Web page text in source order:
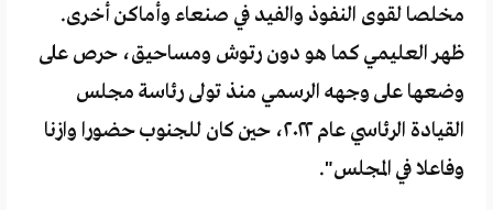
مخلصا لقوى النفوذ والفيد في صنعاء وأماكن أخرى.
ظهر العليمي كما هو دون رتوش ومساحيق، حرص على
وضعها على وجهه الرسمي منذ تولى رئاسة مجلس
القيادة الرئاسي عام ٢٠٢٢، حين كان للجنوب حضورا وازنا
وفاعلا في المجلس".